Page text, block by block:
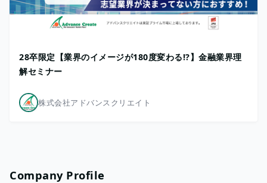
28卒限定【業界のイメージが180度変わる!?】金融業界理
解セミナー
株式会社アドバンスクリエイト
Company Profile